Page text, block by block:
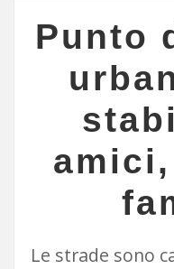
Punto
Le strade sono